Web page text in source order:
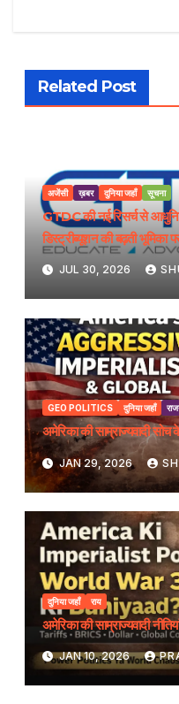
Related Post
अजेंसी ख़बर दुनिया जहाँ सूचना
GTDC की नई रिसर्च से
डिस्ट्रीब्यूशन की बढ़ती भूमिका
JUL 30, 2026
GEO POLITICS दुनिया जहाँ
अमेरिका की साम्राज्यवादी
JAN 29, 2026
दुनिया जहाँ राय
अमेरिका की साम्राज्यवादी
JAN 10, 2026